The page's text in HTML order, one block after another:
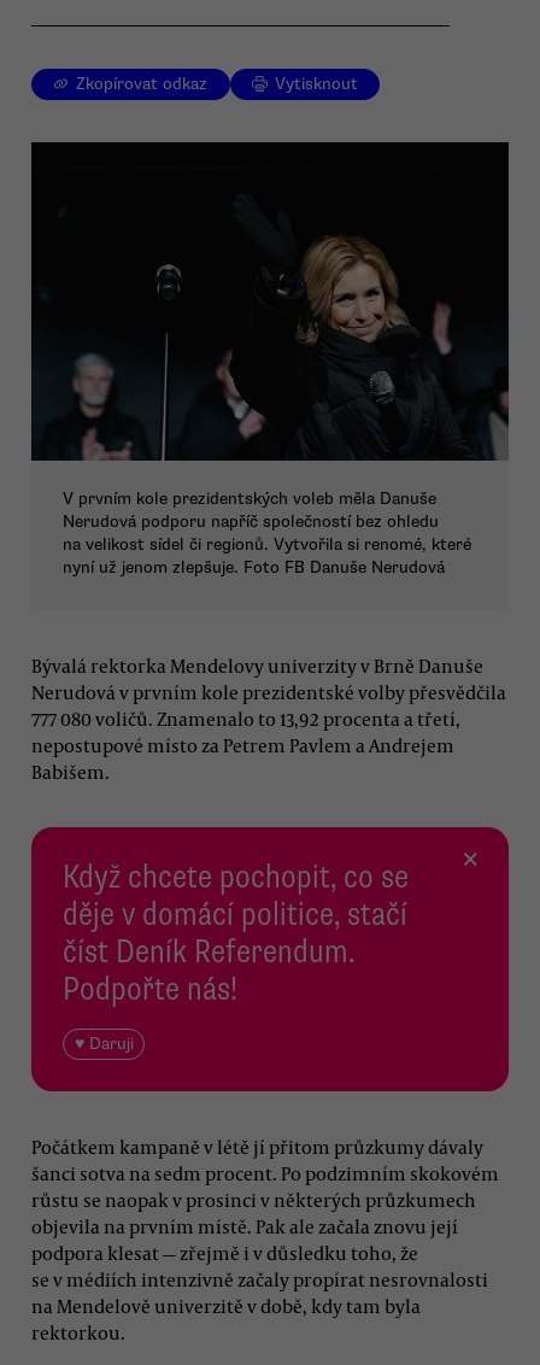
Zkopírovat odkaz Vytisknout
V prvním kole prezidentských voleb měla Danuše
Nerudová podporu napříč společností bez ohledu
na velikost sídel či regionů. Vytvořila si renomé, které
nyní už jenom zlepšuje. Foto FB Danuše Nerudová
Bývalá rektorka Mendelovy univerzity v Brně Danuše
Nerudová v prvním kole prezidentské volby přesvědčila
777 080 voličů. Znamenalo to 13,92 procenta a třetí,
nepostupové místo za Petrem Pavlem a Andrejem
Babišem.
Když chcete pochopit, co se
děje v domácí politice, stačí
číst Deník Referendum.
Podpořte nás!
♥ Daruji
×
Počátkem kampaně v létě jí přitom průzkumy dávaly
šanci sotva na sedm procent. Po podzimním skokovém
růstu se naopak v prosinci v některých průzkumech
objevila na prvním místě. Pak ale začala znovu její
podpora klesat — zřejmě i v důsledku toho, že
se v médiích intenzivně začaly propírat nesrovnalosti
na Mendelově univerzitě v době, kdy tam byla
rektorkou.